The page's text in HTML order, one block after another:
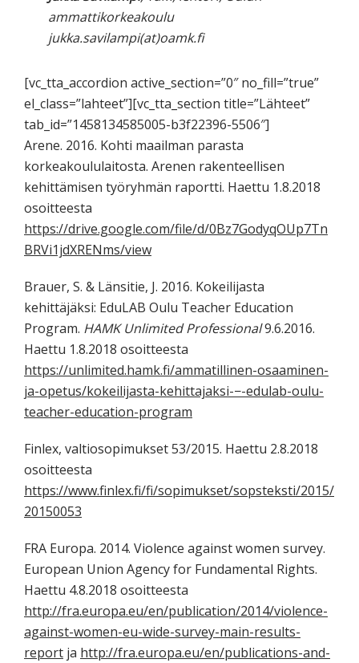
ammattikorkeakoulu
jukka.savilampi(at)oamk.fi
[vc_tta_accordion active_section=”0″ no_fill=”true”
el_class=”lahteet”][vc_tta_section title=”Lähteet”
tab_id=”1458134585005-b3f22396-5506″]
Arene. 2016. Kohti maailman parasta
korkeakoululaitosta. Arenen rakenteellisen
kehittämisen työryhmän raportti. Haettu 1.8.2018
osoitteesta
https://drive.google.com/file/d/0Bz7GodyqOUp7Tn
BRVi1jdXRENms/view
Brauer, S. & Länsitie, J. 2016. Kokeilijasta
kehittäjäksi: EduLAB Oulu Teacher Education
Program. HAMK Unlimited Professional9.6.2016.
Haettu 1.8.2018 osoitteesta
https://unlimited.hamk.fi/ammatillinen-osaaminen-
ja-opetus/kokeilijasta-kehittajaksi-−-edulab-oulu-
teacher-education-program
Finlex, valtiosopimukset 53/2015. Haettu 2.8.2018
osoitteesta
https://www.finlex.fi/fi/sopimukset/sopsteksti/2015/
20150053
FRA Europa. 2014. Violence against women survey.
European Union Agency for Fundamental Rights.
Haettu 4.8.2018 osoitteesta
http://fra.europa.eu/en/publication/2014/violence-
against-women-eu-wide-survey-main-results-
report ja http://fra.europa.eu/en/publications-and-